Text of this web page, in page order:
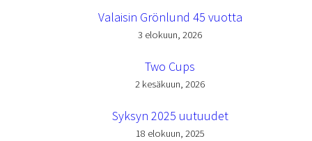
Valaisin Grönlund 45 vuotta
3 elokuun, 2026
Two Cups
2 kesäkuun, 2026
Syksyn 2025 uutuudet
18 elokuun, 2025